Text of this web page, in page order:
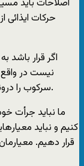
اصلاحات باید
حرکات ایذائی
اگر قرار
نیست در
سرکوب را درونی کرده‌ایم و این حالت برای یک ملت فاجعه است.
ما نباید جرأت
کنیم و نباید
قرار دهیم.